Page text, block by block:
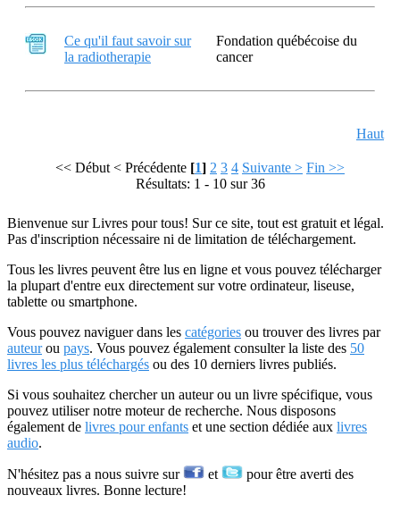
Ce qu'il faut savoir sur
la radiotherapie
Fondation québécoise du
cancer
Haut
<< Début < Précédente [1] 2 3 4 Suivante > Fin >>
Résultats: 1 - 10 sur 36
Bienvenue sur Livres pour tous! Sur ce site, tout est gratuit et légal.
Pas d'inscription nécessaire ni de limitation de téléchargement.
Tous les livres peuvent être lus en ligne et vous pouvez télécharger
la plupart d'entre eux directement sur votre ordinateur, liseuse,
tablette ou smartphone.
Vous pouvez naviguer dans les catégories ou trouver des livres par
auteurou pays. Vous pouvez également consulter la liste des 50
livres les plus téléchargés ou des 10 derniers livres publiés.
Si vous souhaitez chercher un auteur ou un livre spécifique, vous
pouvez utiliser notre moteur de recherche. Nous disposons
également de livres pour enfants et une section dédiée aux livres
audio.
N'hésitez pas a nous suivre sur et
pour être averti des
nouveaux livres. Bonne lecture!